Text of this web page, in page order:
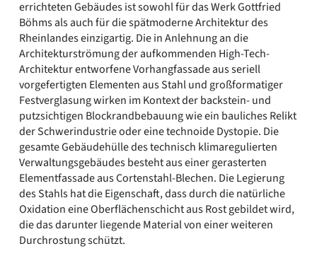
errichteten Gebäudes ist sowohl für das Werk Gottfried
Böhms als auch für die spätmoderne Architektur des
Rheinlandes einzigartig. Die in Anlehnung an die
Architekturströmung der aufkommenden High-Tech-
Architektur entworfene Vorhangfassade aus seriell
vorgefertigten Elementen aus Stahl und großformatiger
Festverglasung wirken im Kontext der backstein- und
putzsichtigen Blockrandbebauung wie ein bauliches Relikt
der Schwerindustrie oder eine technoide Dystopie. Die
gesamte Gebäudehülle des technisch klimaregulierten
Verwaltungsgebäudes besteht aus einer gerasterten
Elementfassade aus Cortenstahl-Blechen. Die Legierung
des Stahls hat die Eigenschaft, dass durch die natürliche
Oxidation eine Oberflächenschicht aus Rost gebildet wird,
die das darunter liegende Material von einer weiteren
Durchrostung schützt.